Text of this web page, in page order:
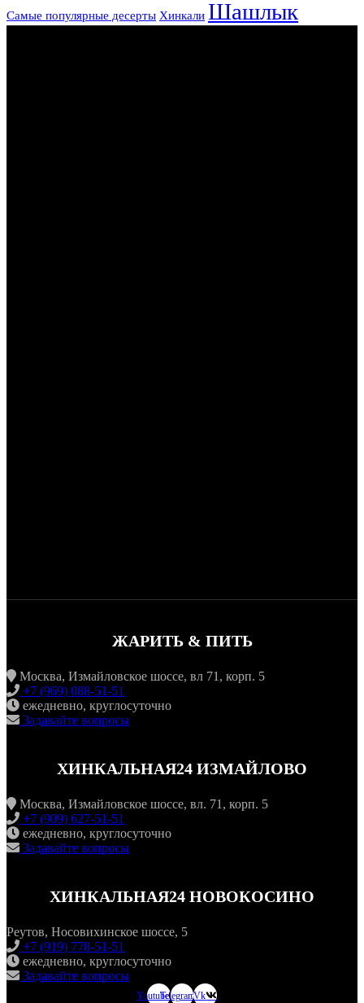
Самые популярные десерты Хинкали Шашлык
ЖАРИТЬ & ПИТЬ
Москва, Измайловское шоссе, вл 71, корп. 5
+7 (969) 088-51-51
ежедневно, круглосуточно
Задавайте вопросы
ХИНКАЛЬНАЯ24 ИЗМАЙЛОВО
Москва, Измайловское шоссе, вл. 71, корп. 5
+7 (909) 627-51-51
ежедневно, круглосуточно
Задавайте вопросы
ХИНКАЛЬНАЯ24 НОВОКОСИНО
Реутов, Носовихинское шоссе, 5
+7 (919) 778-51-51
ежедневно, круглосуточно
Задавайте вопросы
YoutubeTelegramVk